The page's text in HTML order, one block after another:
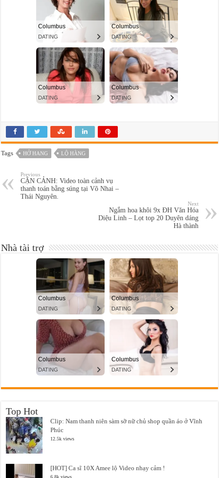
Tags HỞ HANG LỘ HÀNG
Previous
CẬN CẢNH: Video toàn cảnh vụ
thanh toán bằng súng tại Võ Nhai –
Thái Nguyên.
Next
Ngắm hoa khôi 9x ĐH Văn Hóa
Diệu Linh – Lọt top 20 Duyên dáng
Hà thành
Nhà tài trợ
Top Hot
Clip: Nam thanh niên sàm sỡ nữ chủ shop quần áo ở Vĩnh
Phúc
12.5k views
[HOT] Ca sĩ 10X Amee lộ Video nhạy cảm !
6.8k views